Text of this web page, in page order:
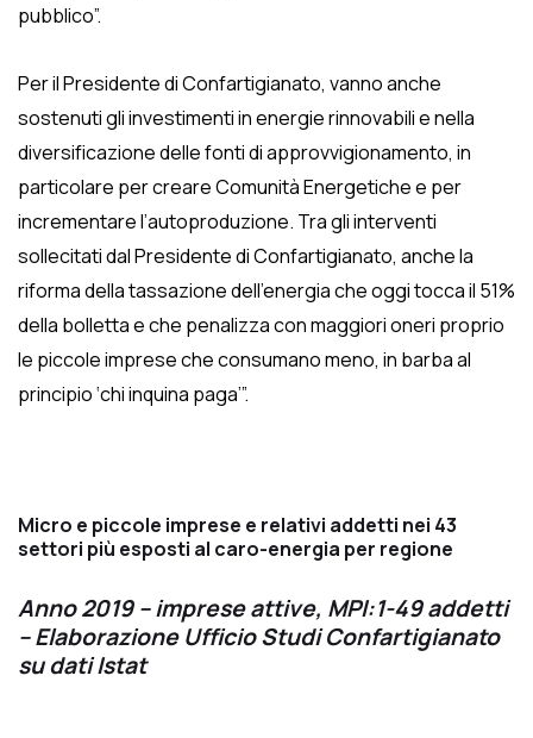
pubblico”.
Per il Presidente di Confartigianato, vanno anche
sostenuti gli investimenti in energie rinnovabili e nella
diversificazione delle fonti di approvvigionamento, in
particolare per creare Comunità Energetiche e per
incrementare l’autoproduzione. Tra gli interventi
sollecitati dal Presidente di Confartigianato, anche la
riforma della tassazione dell’energia che oggi tocca il 51%
della bolletta e che penalizza con maggiori oneri proprio
le piccole imprese che consumano meno, in barba al
principio ‘chi inquina paga’”.
Micro e piccole imprese e relativi addetti nei 43
settori più esposti al caro-energia per regione
Anno 2019 – imprese attive, MPI:1-49 addetti
– Elaborazione Ufficio Studi Confartigianato
su dati Istat